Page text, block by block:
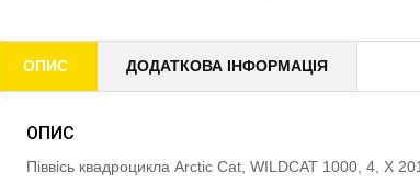
ОПИС ДОДАТКОВА ІНФОРМАЦІЯ
ОПИС
Піввісь квадроцикла Arctic Cat, WILDCAT 1000, 4, X